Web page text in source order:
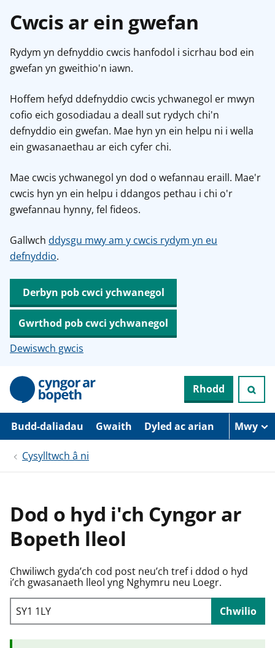
Cwcis ar ein gwefan
Rydym yn defnyddio cwcis hanfodol i sicrhau bod ein
gwefan yn gweithio'n iawn.
Hoffem hefyd ddefnyddio cwcis ychwanegol er mwyn
cofio eich gosodiadau a deall sut rydych chi'n
defnyddio ein gwefan. Mae hyn yn ein helpu ni i wella
ein gwasanaethau ar eich cyfer chi.
Mae cwcis ychwanegol yn dod o wefannau eraill. Mae'r
cwcis hyn yn ein helpu i ddangos pethau i chi o'r
gwefannau hynny, fel fideos.
Gallwch ddysgu mwy am y cwcis rydym yn eu
defnyddio.
Derbyn pob cwci ychwanegol
Gwrthod pob cwci ychwanegol
Dewiswch gwcis
N
d
r
w
Rhodd
Budd-daliadau Gwaith Dyled ac arian Mwy
Cysylltwch â ni
Dod o hyd i'ch Cyngor ar
Bopeth lleol
Chwiliwch gyda’ch cod post neu’ch tref i ddod o hyd
i’ch gwasanaeth lleol yng Nghymru neu Loegr.
Chwilio